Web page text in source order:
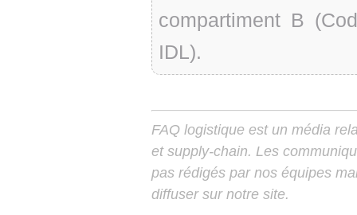
compartiment B
IDL).
FAQ logistique est un média
et supply-chain. Les
pas rédigés par nos équipes
diffuser sur notre site.